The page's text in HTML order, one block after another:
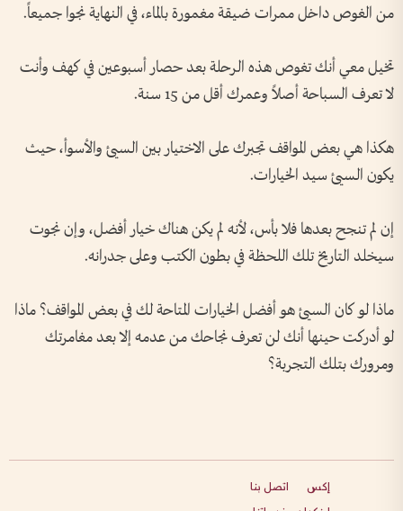
من الغوص داخل ممرات ضيقة مغمورة بالماء، في النهاية نجوا جميعاً.
تخيل معي أنك تغوص هذه الرحلة بعد حصار أسبوعين في كهف وأنت
لا تعرف السباحة أصلاً وعمرك أقل من 15 سنة.
هكذا هي بعض المواقف تجبرك على الاختيار بين السيئ والأسوأ، حيث
يكون السيئ سيد الخيارات.
إن لم تنجح بعدها فلا بأس، لأنه لم يكن هناك خيار أفضل، وإن نجوت
سيخلد التاريخ تلك اللحظة في بطون الكتب وعلى جدرانه.
ماذا لو كان السيئ هو أفضل الخيارات المتاحة لك في بعض المواقف؟ ماذا
لو أدركت حينها أنك لن تعرف نجاحك من عدمه إلا بعد مغامرتك
ومرورك بتلك التجربة؟
إكس
اتصل بنا